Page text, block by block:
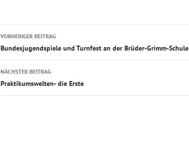
Beitragsnavigation
VORHERIGER BEITRAG
Bundesjugendspiele und Turnfest an der Brüder-Grimm-Schule
NÄCHSTER BEITRAG
Praktikumswelten- die Erste